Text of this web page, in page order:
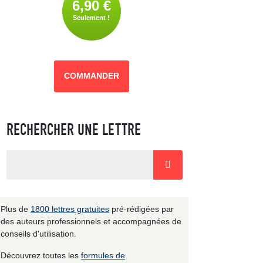
6,90 €
Seulement !
COMMANDER
RECHERCHER UNE LETTRE
Plus de 1800 lettres gratuites pré-rédigées par
des auteurs professionnels et accompagnées de
conseils d'utilisation.
Découvrez toutes les formules de